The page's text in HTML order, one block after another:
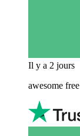
Il y a 2 jours
awesome